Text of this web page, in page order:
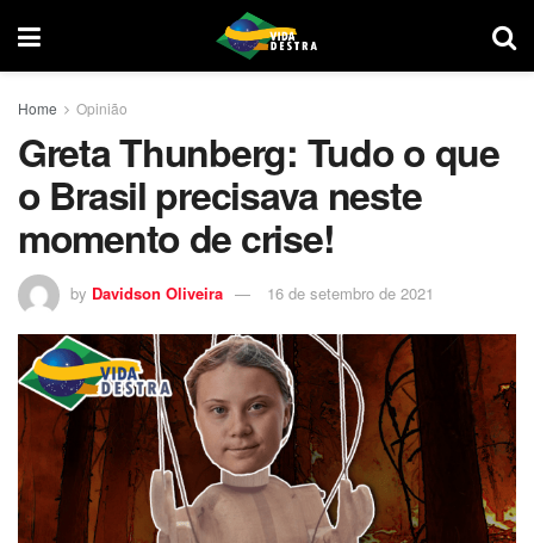
Home Opinião
Greta Thunberg: Tudo o que
o Brasil precisava neste
momento de crise!
by Davidson Oliveira 16 de setembro de 2021